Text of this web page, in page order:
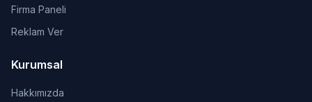
Firma Paneli
Reklam Ver
Kurumsal
Hakkımızda